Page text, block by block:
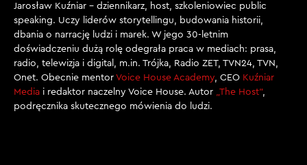
Jarosław Kuźniar – dziennikarz, host, szkoleniowiec public
speaking. Uczy liderów storytellingu, budowania historii,
dbania o narrację ludzi i marek. W jego 30-letnim
doświadczeniu dużą rolę odegrała praca w mediach: prasa,
radio, telewizja i digital, m.in. Trójka, Radio ZET, TVN24, TVN,
Onet. Obecnie mentor Voice House Academy, CEO Kuźniar
Media i redaktor naczelny Voice House. Autor „The Host”,
podręcznika skutecznego mówienia do ludzi.